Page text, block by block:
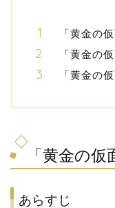
「黄金の
「黄金の
「黄金の
「黄金の
あらすじ